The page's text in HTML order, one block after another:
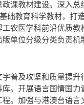
课教材建设。深入总
础教育科学教材，打
农医学科前沿优质教
单位分级分类负责机
普及攻坚和质量提
。开展语言国情国力
。加强与港澳台语言